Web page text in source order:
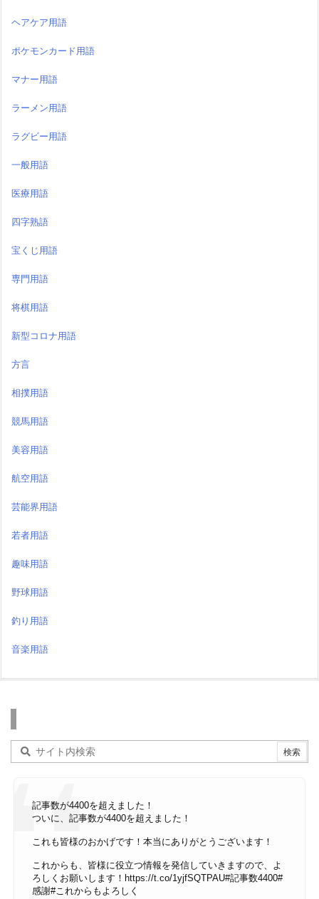
ヘアケア用語
ポケモンカード用語
マナー用語
ラーメン用語
ラグビー用語
一般用語
医療用語
四字熟語
宝くじ用語
専門用語
将棋用語
新型コロナ用語
方言
相撲用語
競馬用語
美容用語
航空用語
芸能界用語
若者用語
趣味用語
野球用語
釣り用語
音楽用語
記事数が4400を超えました！
ついに、記事数が4400を超えました！
これも皆様のおかげです！本当にありがとうございます！
これからも、皆様に役立つ情報を発信していきますので、よ
ろしくお願いします！ https://t.co/1yjfSQTPAU#記事数4400#
感謝#これからもよろしく